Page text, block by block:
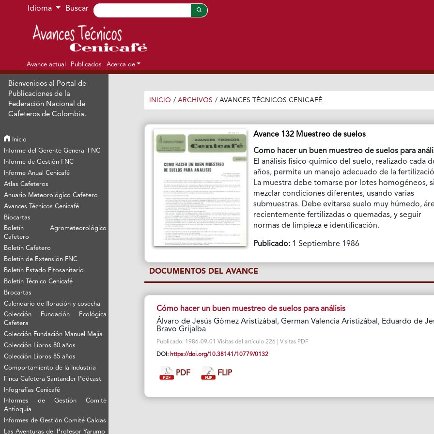
Ir al menú de navegación principal
Ir al contenido principal
Ir al pie de página del sitio
Idioma Buscar
Avance actual Publicados Acerca de
Bienvenidos al Portal de
Publicaciones de la
Federación Nacional de
Cafeteros de Colombia.
Inicio
Informe del Gerente General FNC
Informe de Gestión FNC
Informe Anual Cenicafé
Atlas Cafeteros
Anuario Meteorológico Cafetero
Avances Técnicos Cenicafé
Biocartas
Boletín Agrometeorológico
Cafetero
Boletín Cafetero
Boletín de Extensión FNC
Boletín Estado Fitosanitario
Boletín Técnico Cenicafé
Brocartas
Calendario de floración y cosecha
Colección Fundación Ecológica
Cafetera
Colección Fundación Manuel Mejía
Colección Libros 80 años
Colección Libros 85 años
Comportamiento de la Industria
Finca Cafetera Santander Podcast
Infografías Cenicafé
Informes de Gestión Comité
Antioquía
Informes de Gestión Comité Caldas
Las Aventuras del Profesor Yarumo
INICIO / ARCHIVOS / AVANCES TÉCNICOS CENICAFÉ
Avance 132 Muestreo de suelos
Como hacer un buen muestreo de suelos para
El análisis físico-químico del suelo, realizado cada
años, permite un manejo adecuado de la
La muestra debe tomarse por lotes homogéneos,
mezclar condiciones diferentes, usando varias
submuestras. Debe evitarse suelo muy húmedo,
recientemente fertilizadas o quemadas, y seguir
normas de limpieza e identificación.
Publicado: 1 Septiembre 1986
DOCUMENTOS DEL AVANCE
Cómo hacer un buen muestreo de suelos para análisis
Álvaro de Jesús Gómez Aristizábal, German Valencia Aristizábal, Eduardo de
Bravo Grijalba
Publicado: 1986-09-01 Visitas del artículo 226 | Visitas PDF
DOI: https://doi.org/10.38141/10779/0132
PDF FLIP